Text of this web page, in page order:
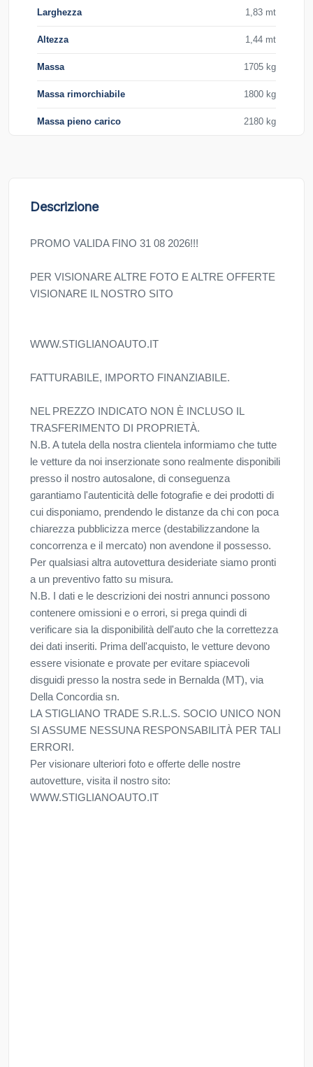
Larghezza 1,83 mt
Altezza 1,44 mt
Massa 1705 kg
Massa rimorchiabile 1800 kg
Massa pieno carico 2180 kg
Descrizione
PROMO VALIDA FINO 31 08 2026!!!
PER VISIONARE ALTRE FOTO E ALTRE OFFERTE
VISIONARE IL NOSTRO SITO
WWW.STIGLIANOAUTO.IT
FATTURABILE, IMPORTO FINANZIABILE.
NEL PREZZO INDICATO NON È INCLUSO IL
TRASFERIMENTO DI PROPRIETÀ.
N.B. A tutela della nostra clientela informiamo che tutte
le vetture da noi inserzionate sono realmente disponibili
presso il nostro autosalone, di conseguenza
garantiamo l'autenticità delle fotografie e dei prodotti di
cui disponiamo, prendendo le distanze da chi con poca
chiarezza pubblicizza merce (destabilizzandone la
concorrenza e il mercato) non avendone il possesso.
Per qualsiasi altra autovettura desideriate siamo pronti
a un preventivo fatto su misura.
N.B. I dati e le descrizioni dei nostri annunci possono
contenere omissioni e o errori, si prega quindi di
verificare sia la disponibilità dell'auto che la correttezza
dei dati inseriti. Prima dell'acquisto, le vetture devono
essere visionate e provate per evitare spiacevoli
disguidi presso la nostra sede in Bernalda (MT), via
Della Concordia sn.
LA STIGLIANO TRADE S.R.L.S. SOCIO UNICO NON
SI ASSUME NESSUNA RESPONSABILITÀ PER TALI
ERRORI.
Per visionare ulteriori foto e offerte delle nostre
autovetture, visita il nostro sito:
WWW.STIGLIANOAUTO.IT